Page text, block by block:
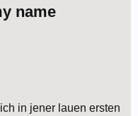
name
in jener lauen ersten